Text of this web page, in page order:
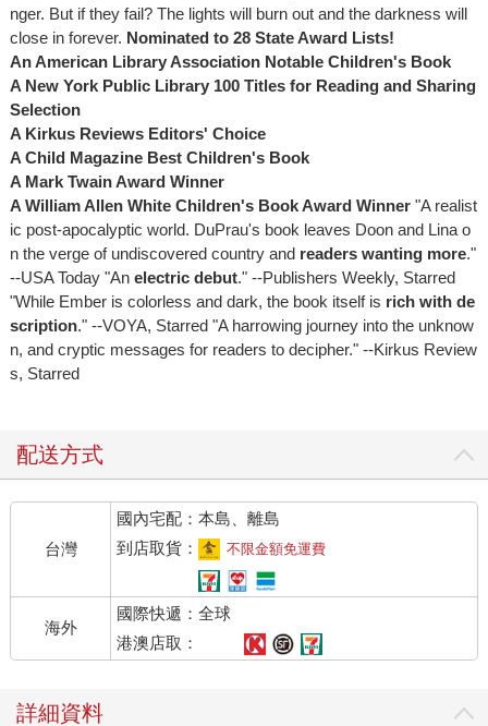
nger. But if they fail? The lights will burn out and the darkness will
close in forever. Nominated to 28 State Award Lists!
An American Library Association Notable Children's Book
A New York Public Library 100 Titles for Reading and Sharing
Selection
A Kirkus Reviews Editors' Choice
A Child Magazine Best Children's Book
A Mark Twain Award Winner
A William Allen White Children's Book Award Winner"A realist
ic post-apocalyptic world. DuPrau's book leaves Doon and Lina o
n the verge of undiscovered country and readers wanting more."
--USA Today "An electric debut." --Publishers Weekly, Starred
"While Ember is colorless and dark, the book itself is rich with de
scription." --VOYA, Starred "A harrowing journey into the unknow
n, and cryptic messages for readers to decipher." --Kirkus Review
s, Starred
配送方式
台灣
國內宅配：本島、離島
到店取貨：
不限金額免運費
海外
國際快遞：全球
港澳店取：
詳細資料